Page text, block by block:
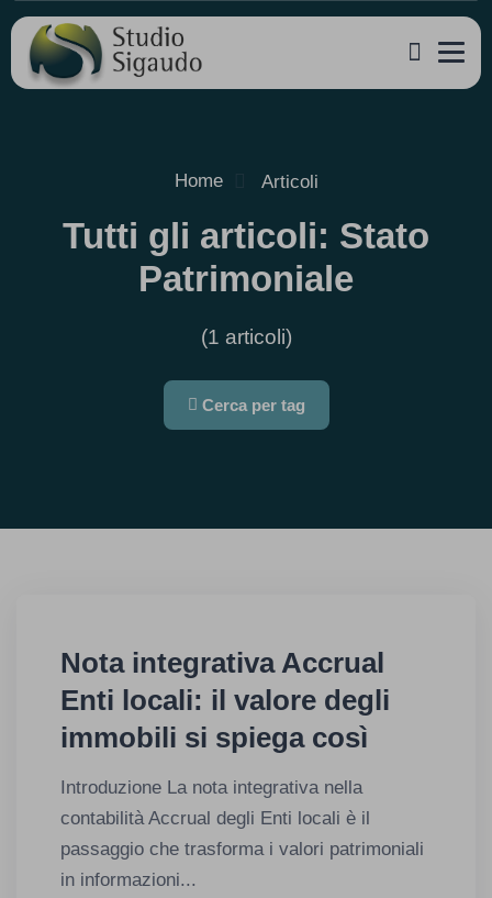
Home Articoli
Tutti gli articoli: Stato
Patrimoniale
(1 articoli)
Cerca per tag
Nota integrativa Accrual
Enti locali: il valore degli
immobili si spiega così
Introduzione La nota integrativa nella
contabilità Accrual degli Enti locali è il
passaggio che trasforma i valori patrimoniali
in informazioni...